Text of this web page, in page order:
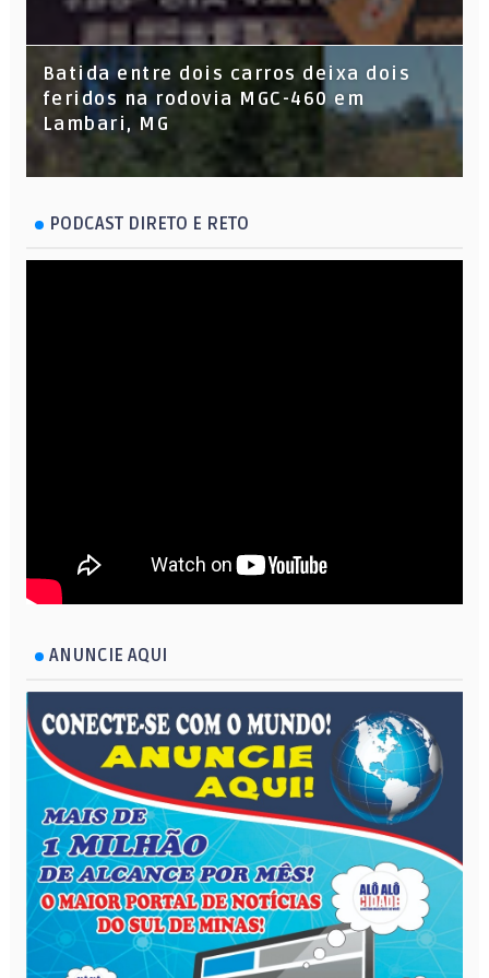
Batida entre dois carros deixa dois
feridos na rodovia MGC-460 em
Lambari, MG
PODCAST DIRETO E RETO
ANUNCIE AQUI